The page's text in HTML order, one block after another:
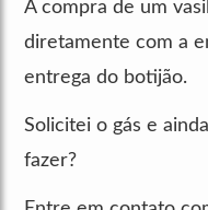
A compra de um
diretamente com a
entrega do botijão.
Solicitei o gás e
fazer?